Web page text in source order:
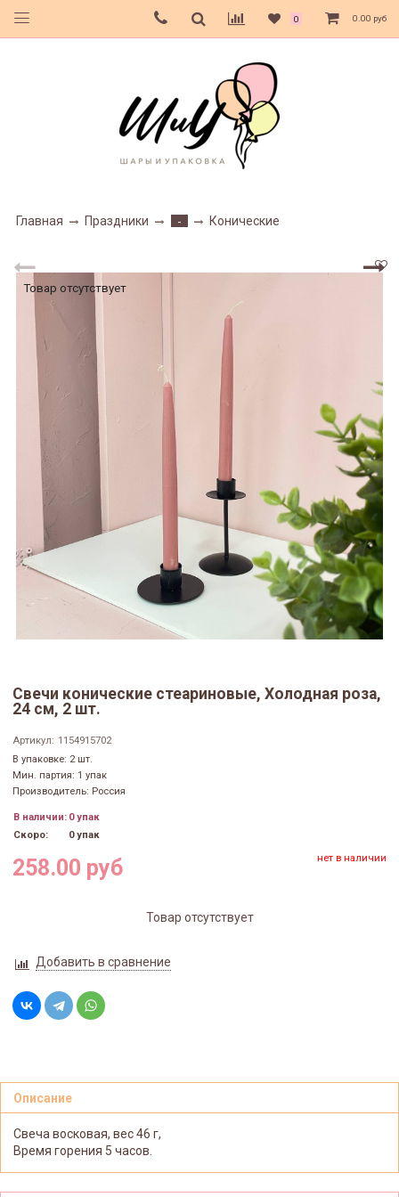
0 0.00 руб
Главная Праздники - Конические
Товар отсутствует
Свечи конические стеариновые, Холодная роза,
24 см, 2 шт.
Артикул: 1154915702
В упаковке: 2 шт.
Мин. партия: 1 упак
Производитель: Россия
В наличии: 0 упак
Скоро:
0 упак
258.00 руб нет в наличии
Товар отсутствует
Добавить в сравнение
Описание
Свеча восковая, вес 46 г,
Время горения 5 часов.